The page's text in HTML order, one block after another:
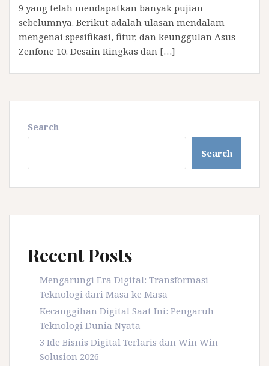
9 yang telah mendapatkan banyak pujian
sebelumnya. Berikut adalah ulasan mendalam
mengenai spesifikasi, fitur, dan keunggulan Asus
Zenfone 10. Desain Ringkas dan […]
Search
Search
Recent Posts
Mengarungi Era Digital: Transformasi
Teknologi dari Masa ke Masa
Kecanggihan Digital Saat Ini: Pengaruh
Teknologi Dunia Nyata
3 Ide Bisnis Digital Terlaris dan Win Win
Solusion 2026